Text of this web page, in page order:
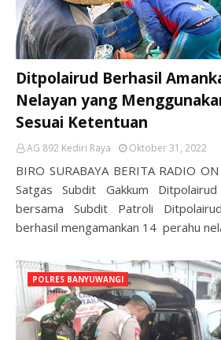
Ditpolairud Berhasil
Nelayan yang
Sesuai Ketentuan
AG 892 Kediri Raya Oktober 31, 2022
BIRO SURABAYA BERITA RADIO
Satgas Subdit Gakkum
bersama Subdit Patroli
berhasil mengamankan 14 perahu
POLRES BANYUWANGI